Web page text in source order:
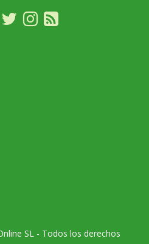
SL - Todos los derechos